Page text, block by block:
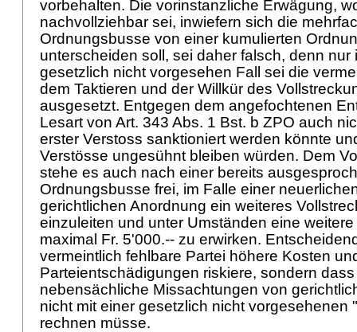
vorbehalten. Die vorinstanzliche Erwägung,
nachvollziehbar sei, inwiefern sich die
Ordnungsbusse von einer kumulierten
unterscheiden soll, sei daher falsch, denn nur
gesetzlich nicht vorgesehen Fall sei die
dem Taktieren und der Willkür des
ausgesetzt. Entgegen dem angefochtenen
Lesart von Art. 343 Abs. 1 Bst. b ZPO auch
erster Verstoss sanktioniert werden könnte
Verstösse ungesühnt bleiben würden. Dem
stehe es auch nach einer bereits
Ordnungsbusse frei, im Falle einer
gerichtlichen Anordnung ein weiteres
einzuleiten und unter Umständen eine
maximal Fr. 5'000.-- zu erwirken.
vermeintlich fehlbare Partei höhere Kosten
Parteientschädigungen riskiere, sondern
nebensächliche Missachtungen von
nicht mit einer gesetzlich nicht vorgesehenen
rechnen müsse.